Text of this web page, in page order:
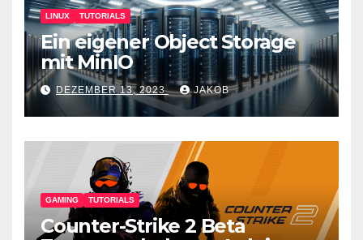
LINUX TUTORIALS
Ein eigener Object Storage
mit MinIO
DEZEMBER 13, 2023 JAKOB
GAMING TUTORIALS
Counter-Strike 2 Beta